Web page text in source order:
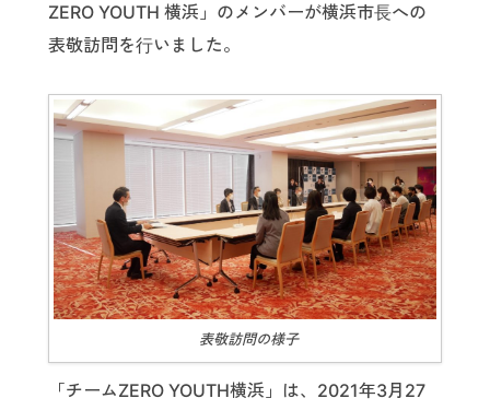
ZERO YOUTH 横浜」のメンバーが横浜市⻑への
表敬訪問を⾏いました。
表敬訪問の様子
「チームZERO YOUTH横浜」は、2021年3月27